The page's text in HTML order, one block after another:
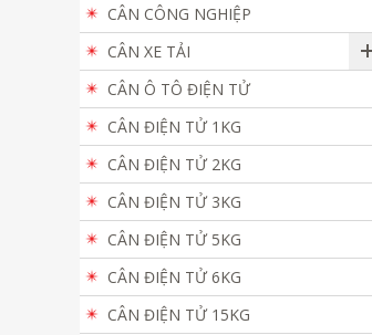
CÂN CÔNG NGHIỆP
CÂN XE TẢI
CÂN Ô TÔ ĐIỆN TỬ
CÂN ĐIỆN TỬ 1KG
CÂN ĐIỆN TỬ 2KG
CÂN ĐIỆN TỬ 3KG
CÂN ĐIỆN TỬ 5KG
CÂN ĐIỆN TỬ 6KG
CÂN ĐIỆN TỬ 15KG